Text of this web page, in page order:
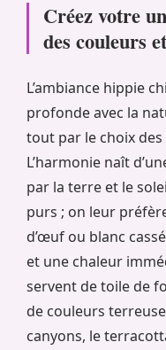
Créez votre
des couleurs
L’ambiance hippie
profonde avec la
tout par le choix
L’harmonie naît
par la terre et le
purs ; on leur
d’œuf ou blanc
et une chaleur
servent de toile de
de couleurs
canyons, le